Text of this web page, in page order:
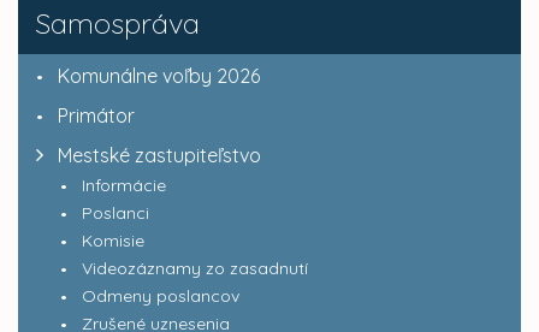
Samospráva
Komunálne voľby 2026
Primátor
Mestské zastupiteľstvo
Informácie
Poslanci
Komisie
Videozáznamy zo zasadnutí
Odmeny poslancov
Zrušené uznesenia